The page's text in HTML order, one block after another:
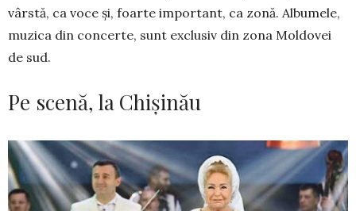
vârstă, ca voce şi, foarte important, ca zonă. Albumele,
muzica din concerte, sunt exclusiv din zona Moldovei
de sud.
Pe scenă, la Chișinău